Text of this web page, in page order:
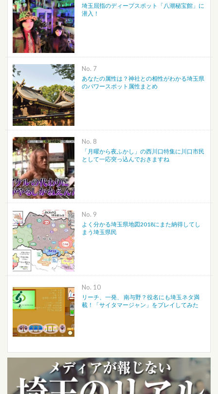
埼玉屈指のディープスポット「八潮秘宝館」に
潜入！
No.
あなたの属性は？神社との相性がわかる埼玉県
のパワースポット属性まとめ
No.
「月曜から夜ふかし」の西川口特集に川口市民
として一応突っ込んでおきますね
No.
よく分かる埼玉県地図2018にまた納得してし
まう埼玉県民
No.
リーチ、一発、 南与野？役名にも埼玉ネタ満
載！「サイタマージャン」をプレイしてみた